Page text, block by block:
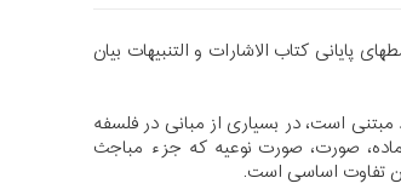
کتاب الاشارات و التنبیهات بیان
است، در بسیاری از مبانی در فلسفه
صورت، صورت نوعیه که جزء مباجث
تفاوت اساسی است.